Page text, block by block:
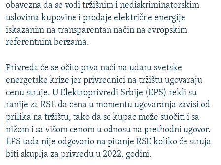
obavezna da se vodi tržišnim i nediskriminatorskim
uslovima kupovine i prodaje električne energije
iskazanim na transparentan način na evropskim
referentnim berzama.
Privreda će se očito prva naći na udaru svetske
energetske krize jer privrednici na tržištu ugovaraju
cenu struje. U Elektroprivredi Srbije (EPS) rekli su
ranije za RSE da cena u momentu ugovaranja zavisi od
prilika na tržištu, tako da se kupac može suočiti i sa
nižom i sa višom cenom u odnosu na prethodni ugovor.
EPS tada nije odgovorio na pitanje RSE koliko će struja
biti skuplja za privredu u 2022. godini.